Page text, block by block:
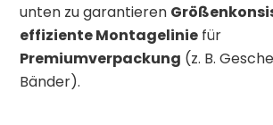
unten zu garantieren
effiziente Montagelinie für
Premiumverpackung (z. B.
Bänder).